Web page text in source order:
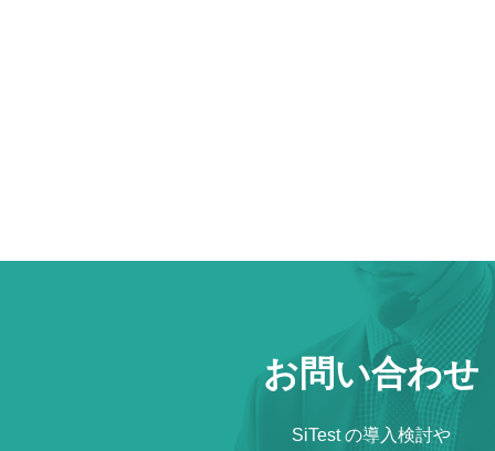
お問い合わせ
SiTest の導入検討や